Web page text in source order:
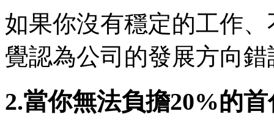
如果你沒有穩定的工作
覺認為公司的發展方向
2.當你無法負擔20%的